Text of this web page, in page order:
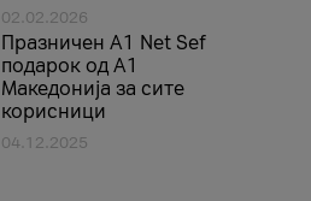
02.02.2026
Празничен A1 Net Sеf
подарок од А1
Македонија за сите
корисници
04.12.2025